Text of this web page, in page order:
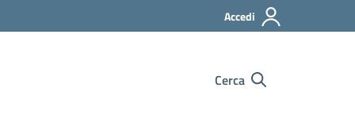
Accedi
Cerca